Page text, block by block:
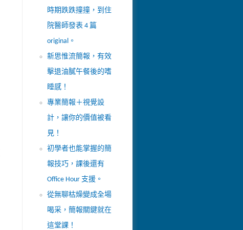
時期跌跌撞撞，到住
院醫師發表 4 篇
original。
新思惟流簡報，有效
擊退油膩午餐後的嗜
睡感！
專業簡報＋視覺設
計，讓你的價值被看
見！
初學者也能掌握的簡
報技巧，課後還有
Office Hour 支援。
從無聊枯燥變成全場
喝采，簡報關鍵就在
這堂課！